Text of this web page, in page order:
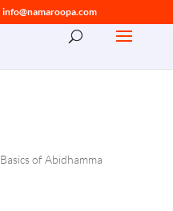
info@namaroopa.com
Basics of Abidhamma